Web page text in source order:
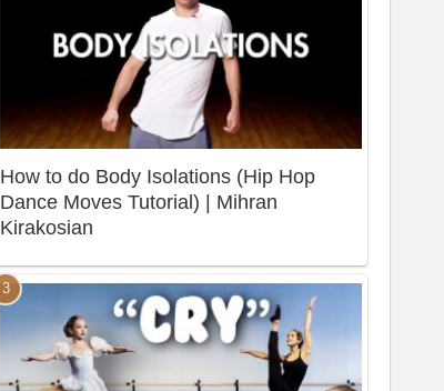
How to do Body Isolations (Hip Hop
Dance Moves Tutorial) | Mihran
Kirakosian